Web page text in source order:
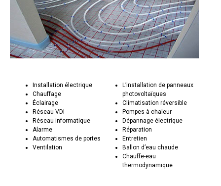
Installation électrique
Chauffage
Éclairage
Réseau VDI
Réseau informatique
Alarme
Automatismes de portes
Ventilation
L’installation de panneaux
photovoltaïques
Climatisation réversible
Pompes à chaleur
Dépannage électrique
Réparation
Entretien
Ballon d’eau chaude
Chauffe-eau
thermodynamique